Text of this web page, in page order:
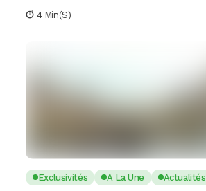
4 Min(s)
Exclusivités A La Une Actualités